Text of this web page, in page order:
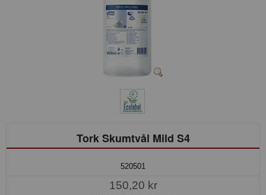
Tork Skumtvål Mild S4
520501
150,20 kr